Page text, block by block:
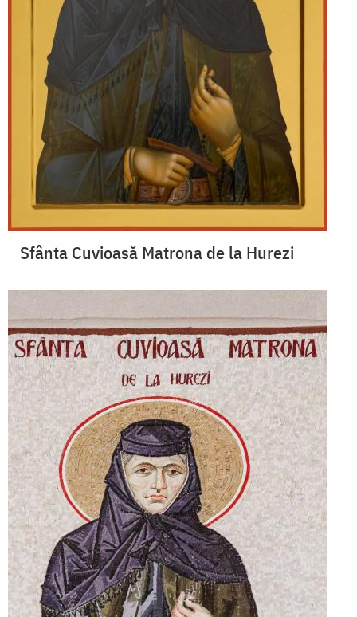
Sfânta Cuvioasă Matrona de la Hurezi